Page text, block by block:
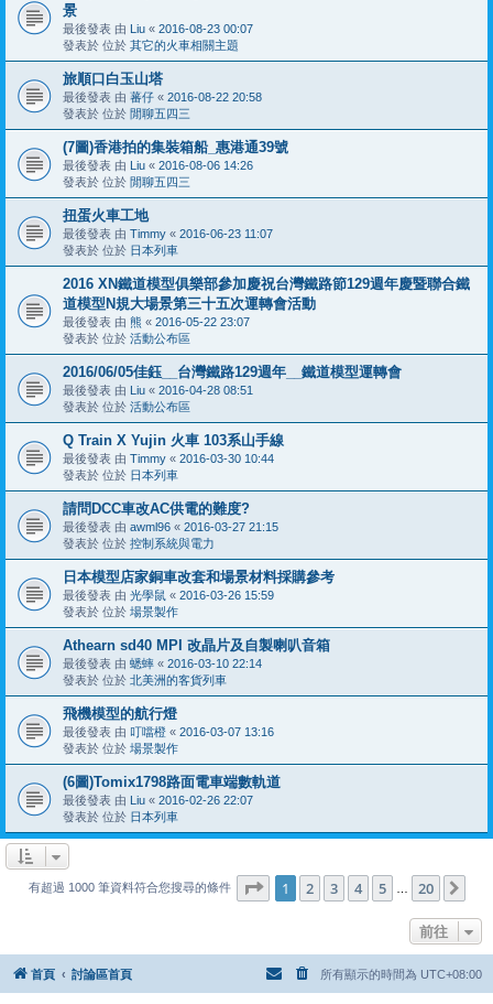
景
最後發表 由 Liu « 2016-08-23 00:07
發表於 位於 其它的火車相關主題
旅順口白玉山塔
最後發表 由 蕃仔 « 2016-08-22 20:58
發表於 位於 閒聊五四三
(7圖)香港拍的集裝箱船_惠港通39號
最後發表 由 Liu « 2016-08-06 14:26
發表於 位於 閒聊五四三
扭蛋火車工地
最後發表 由 Timmy « 2016-06-23 11:07
發表於 位於 日本列車
2016 XN鐵道模型俱樂部參加慶祝台灣鐵路節129週年慶暨聯合鐵
道模型N規大場景第三十五次運轉會活動
最後發表 由 熊 « 2016-05-22 23:07
發表於 位於 活動公布區
2016/06/05佳鈺__台灣鐵路129週年__鐵道模型運轉會
最後發表 由 Liu « 2016-04-28 08:51
發表於 位於 活動公布區
Q Train X Yujin 火車 103系山手線
最後發表 由 Timmy « 2016-03-30 10:44
發表於 位於 日本列車
請問DCC車改AC供電的難度?
最後發表 由 awml96 « 2016-03-27 21:15
發表於 位於 控制系統與電力
日本模型店家銅車改套和場景材料採購參考
最後發表 由 光學鼠 « 2016-03-26 15:59
發表於 位於 場景製作
Athearn sd40 MPI 改晶片及自製喇叭音箱
最後發表 由 蟋蟀 « 2016-03-10 22:14
發表於 位於 北美洲的客貨列車
飛機模型的航行燈
最後發表 由 叮噹橙 « 2016-03-07 13:16
發表於 位於 場景製作
(6圖)Tomix1798路面電車端數軌道
最後發表 由 Liu « 2016-02-26 22:07
發表於 位於 日本列車
有超過 1000 筆資料符合您搜尋的條件 第 1 頁 (共20 頁)
1 2 3 4 5 20
前往
首頁 討論區首頁 所有顯示的時間為 UTC+08:00